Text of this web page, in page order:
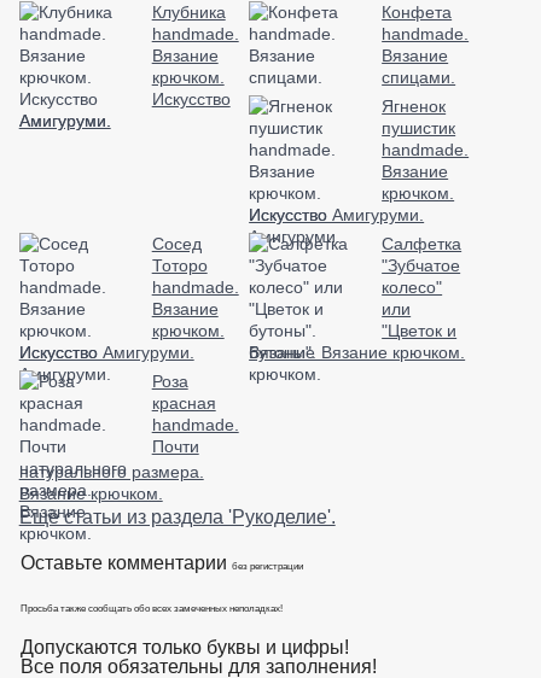
Клубника
handmade.
Вязание
крючком.
Искусство
Амигуруми.
Конфета
handmade.
Вязание
спицами.
Ягненок
пушистик
handmade.
Вязание
крючком.
Искусство Амигуруми.
Сосед
Тоторо
handmade.
Вязание
крючком.
Искусство Амигуруми.
Салфетка
"Зубчатое
колесо"
или
"Цветок и
бутоны". Вязание крючком.
Роза
красная
handmade.
Почти
натурального размера.
Вязание крючком.
Ещё статьи из раздела 'Рукоделие'.
Оставьте комментарии без регистрации
Просьба также сообщать обо всех замеченных неполадках!
Допускаются только буквы и цифры!
Все поля обязательны для заполнения!